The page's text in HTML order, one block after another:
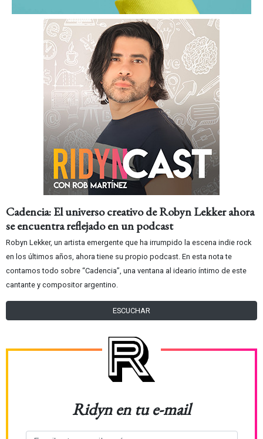
Cadencia: El universo creativo de Robyn Lekker ahora
se encuentra reflejado en un podcast
Robyn Lekker, un artista emergente que ha irrumpido la escena indie rock
en los últimos años, ahora tiene su propio podcast. En esta nota te
contamos todo sobre “Cadencia”, una ventana al ideario íntimo de este
cantante y compositor argentino.
ESCUCHAR
Ridyn en tu e-mail